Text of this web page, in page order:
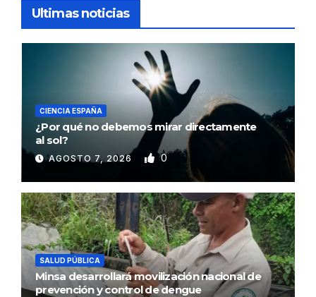
Ultimas noticias
CIENCIA ESPAÑA
¿Por qué no debemos mirar directamente
al sol?
AGOSTO 7, 2026 0
SALUD PÚBLICA
Minsa desarrollará movilización nacional de
prevención y control de dengue